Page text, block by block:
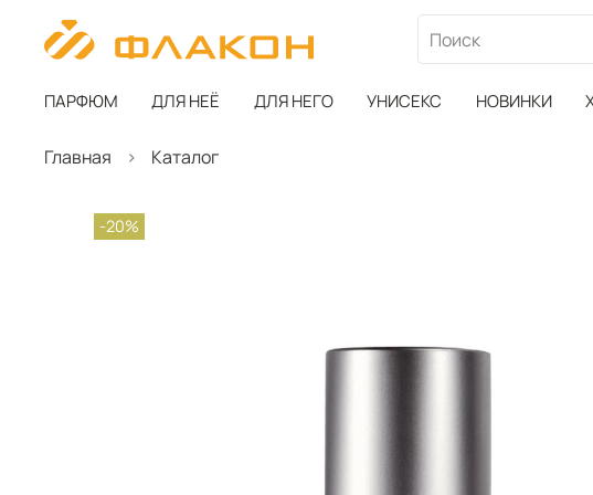
ПАРФЮМ ДЛЯ НЕЁ ДЛЯ НЕГО УНИСЕКС НОВИНКИ
Главная Каталог
-20%